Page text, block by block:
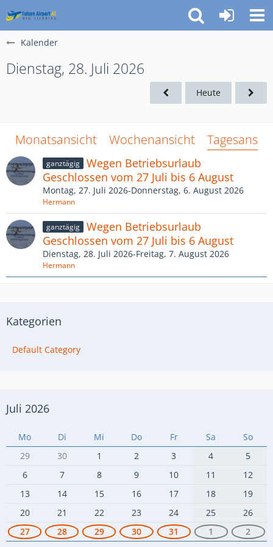
Kalender
Dienstag, 28. Juli 2026
Heute
Monatsansicht Wochenansicht
ganztägig
Wegen Betriebsurlaub
Geschlossen vom 27 Juli bis 6 August
Montag, 27. Juli 2026-Donnerstag, 6. August 2026
Hermann
ganztägig
Wegen Betriebsurlaub
Geschlossen vom 27 Juli bis 6 August
Dienstag, 28. Juli 2026-Freitag, 7. August 2026
Hermann
Kategorien
Default Category
Juli 2026
Mo Di Mi Do Fr Sa
So
29
30 1 2 3 4
5
6
7 8 9 10 11
12
13
14 15 16 17 18
19
20
21 22 23 24 25
26
27
28 29 30 31 1 2